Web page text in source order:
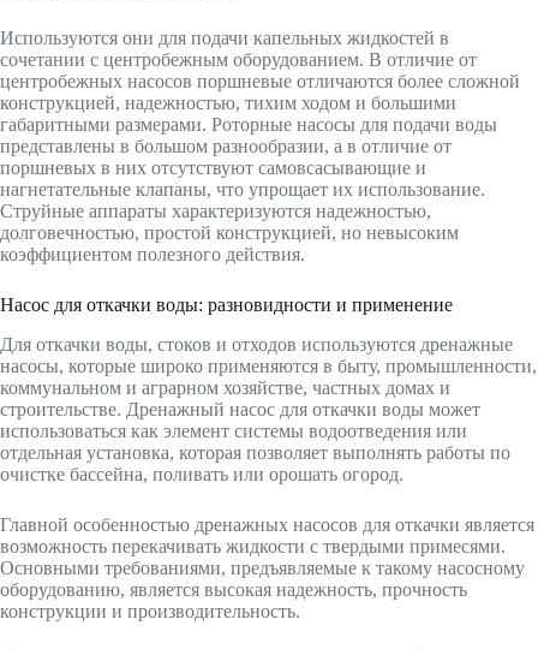
Используются они для подачи капельных жидкостей в
сочетании с центробежным оборудованием. В отличие от
центробежных насосов поршневые отличаются более сложной
конструкцией, надежностью, тихим ходом и большими
габаритными размерами. Роторные насосы для подачи воды
представлены в большом разнообразии, а в отличие от
поршневых в них отсутствуют самовсасывающие и
нагнетательные клапаны, что упрощает их использование.
Струйные аппараты характеризуются надежностью,
долговечностью, простой конструкцией, но невысоким
коэффициентом полезного действия.
Насос для откачки воды: разновидности и применение
Для откачки воды, стоков и отходов используются дренажные
насосы, которые широко применяются в быту, промышленности,
коммунальном и аграрном хозяйстве, частных домах и
строительстве. Дренажный насос для откачки воды может
использоваться как элемент системы водоотведения или
отдельная установка, которая позволяет выполнять работы по
очистке бассейна, поливать или орошать огород.
Главной особенностью дренажных насосов для откачки является
возможность перекачивать жидкости с твердыми примесями.
Основными требованиями, предъявляемые к такому насосному
оборудованию, является высокая надежность, прочность
конструкции и производительность.